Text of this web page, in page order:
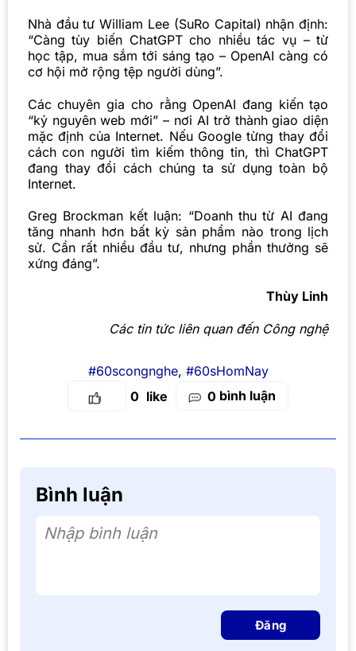
Nhà đầu tư William Lee (SuRo Capital) nhận định:
“Càng tùy biến ChatGPT cho nhiều tác vụ – từ
học tập, mua sắm tới sáng tạo – OpenAI càng có
cơ hội mở rộng tệp người dùng”.
Các chuyên gia cho rằng OpenAI đang kiến tạo
“kỷ nguyên web mới” – nơi AI trở thành giao diện
mặc định của Internet. Nếu Google từng thay đổi
cách con người tìm kiếm thông tin, thì ChatGPT
đang thay đổi cách chúng ta sử dụng toàn bộ
Internet.
Greg Brockman kết luận: “Doanh thu từ AI đang
tăng nhanh hơn bất kỳ sản phẩm nào trong lịch
sử. Cần rất nhiều đầu tư, nhưng phần thưởng sẽ
xứng đáng”.
Thùy Linh
Các tin tức liên quan đến Công nghệ
#60scongnghe, #60sHomNay
0
0 bình luận
Bình luận
Nhập bình luận
Đăng